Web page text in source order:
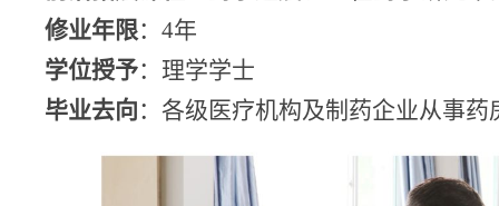
修业年限：4年
学位授予：理学学士
毕业去向：各级医疗机构及制药企业从事